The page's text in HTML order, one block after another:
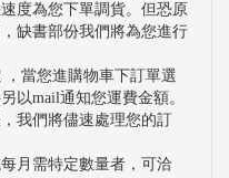
度為您下單調貨。但恐原
缺書部份我們將為您進行
當您進購物車下訂單選
以mail通知您運費金額。
我們將儘速處理您的訂
月需特定數量者，可洽